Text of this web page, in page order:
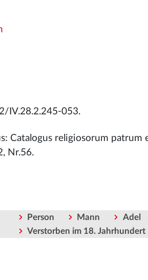
IV.28.2.245-053.
Catalogus religiosorum
Nr.56.
Person Mann Adel
Verstorben im 18. Jahrhundert